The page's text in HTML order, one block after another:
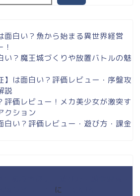
面白い？魚から始まる異世界経営
い？魔王城づくりや放置バトルの魅
】は面白い？評価レビュー・序盤攻
説
評価レビュー！メカ美少女が激突す
クション
白い？評価レビュー・遊び方・課金
に